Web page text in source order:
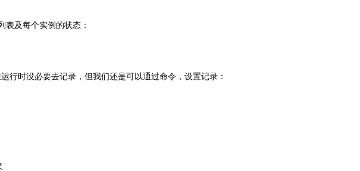
及每个实例的状态：
行时没必要去记录，但我们还是可以通过命令，设置记录：